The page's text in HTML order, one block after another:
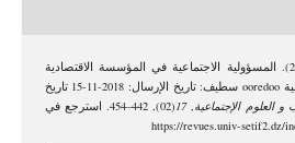
حامدي ك., & عواج س. (2025). المسؤولية الاجتماعية في المؤسسة الاقتصادية
دراسة ميدانية بالمؤسسة الخدمية ooredoo سطيف: تاريخ الإرسال: 2018-11-15 تاريخ
و العلوم الإجتماعية ,
17
(02), 442–454. استرجع في